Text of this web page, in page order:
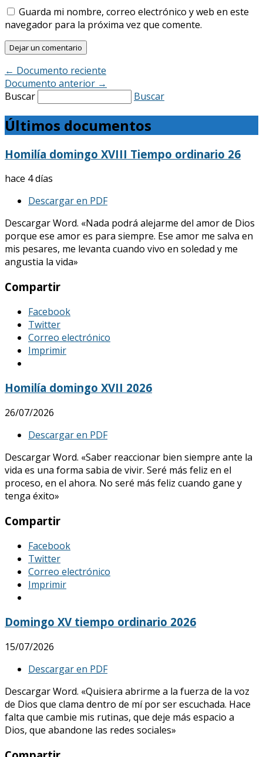
Guarda mi nombre, correo electrónico y web en este
navegador para la próxima vez que comente.
← Documento reciente
Documento anterior →
Buscar
Buscar
Últimos documentos
Homilía domingo XVIII Tiempo ordinario 26
hace 4 días
Descargar en PDF
Descargar Word. «Nada podrá alejarme del amor de Dios
porque ese amor es para siempre. Ese amor me salva en
mis pesares, me levanta cuando vivo en soledad y me
angustia la vida»
Compartir
Facebook
Twitter
Correo electrónico
Imprimir
Homilía domingo XVII 2026
26/07/2026
Descargar en PDF
Descargar Word. «Saber reaccionar bien siempre ante la
vida es una forma sabia de vivir. Seré más feliz en el
proceso, en el ahora. No seré más feliz cuando gane y
tenga éxito»
Compartir
Facebook
Twitter
Correo electrónico
Imprimir
Domingo XV tiempo ordinario 2026
15/07/2026
Descargar en PDF
Descargar Word. «Quisiera abrirme a la fuerza de la voz
de Dios que clama dentro de mí por ser escuchada. Hace
falta que cambie mis rutinas, que deje más espacio a
Dios, que abandone las redes sociales»